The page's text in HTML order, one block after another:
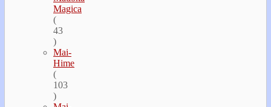
Magica
(
43
)
Mai-
Hime
(
103
)